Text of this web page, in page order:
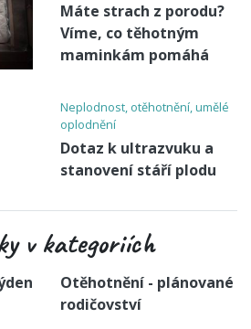
Máte strach z porodu?
Víme, co těhotným
maminkám pomáhá
Neplodnost, otěhotnění, umělé
oplodnění
Dotaz k ultrazvuku a
stanovení stáří plodu
v kategoriích
Otěhotnění - plánované
rodičovství